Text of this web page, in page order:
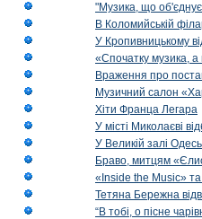
"Музика, що
В Коломийській
У Кропивницькому
«Спочатку музика, а
Враження про
Музичний салон
Хіти Франца Легара
У місті Миколаєві
У Великій залі
Браво, митцям
«Inside the Music»
Тетяна Бережна
“В тобі, о пісне